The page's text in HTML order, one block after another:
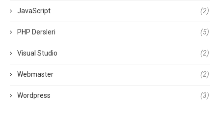
JavaScript (2)
PHP Dersleri (5)
Visual Studio (2)
Webmaster (2)
Wordpress (3)